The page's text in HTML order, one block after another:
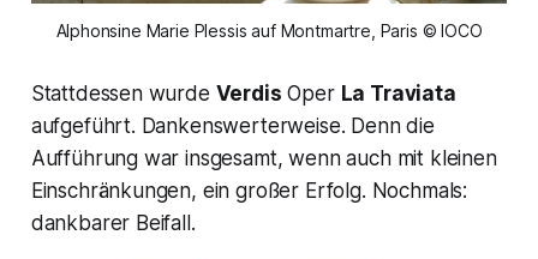
Alphonsine Marie Plessis auf Montmartre, Paris © IOCO
Stattdessen wurde Verdis Oper La Traviata
aufgeführt. Dankenswerterweise. Denn die
Aufführung war insgesamt, wenn auch mit kleinen
Einschränkungen, ein großer Erfolg. Nochmals:
dankbarer Beifall.